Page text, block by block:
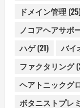
ドメイン管理
ノコアヘアサポ
ハゲ(21) バイ
ファクタリング
ヘアトニックグ
ボタニストプレ